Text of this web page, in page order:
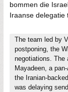
bommen die
Iraanse delegatie
The team led by
postponing, the
negotiations. The
Mayadeen, a
the Iranian-
was delaying